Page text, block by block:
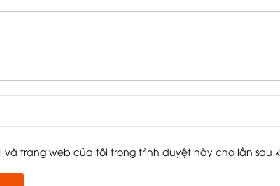
và trang web của tôi trong trình duyệt này cho lần sau